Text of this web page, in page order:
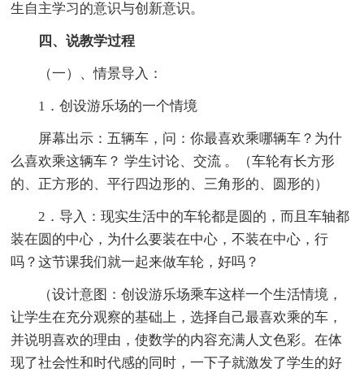
生自主学习的意识与创新意识。
四、说教学过程
（一）、情景导入：
1．创设游乐场的一个情境
屏幕出示：五辆车，问：你最喜欢乘哪辆车？为什
么喜欢乘这辆车？ 学生讨论、交流 。（车轮有长方形
的、正方形的、平行四边形的、三角形的、圆形的）
2．导入：现实生活中的车轮都是圆的，而且车轴都
装在圆的中心，为什么要装在中心，不装在中心，行
吗？这节课我们就一起来做车轮，好吗？
（设计意图：创设游乐场乘车这样一个生活情境，
让学生在充分观察的基础上，选择自己最喜欢乘的车，
并说明喜欢的理由，使数学的内容充满人文色彩。在体
现了社会性和时代感的同时，一下子就激发了学生的好